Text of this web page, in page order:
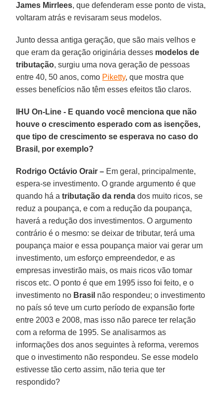
James Mirrlees, que defenderam esse ponto de vista,
voltaram atrás e revisaram seus modelos.
Junto dessa antiga geração, que são mais velhos e
que eram da geração originária desses modelos de
tributação, surgiu uma nova geração de pessoas
entre 40, 50 anos, como Piketty, que mostra que
esses benefícios não têm esses efeitos tão claros.
IHU On-Line - E quando você menciona que não
houve o crescimento esperado com as isenções,
que tipo de crescimento se esperava no caso do
Brasil, por exemplo?
Rodrigo Octávio Orair – Em geral, principalmente,
espera-se investimento. O grande argumento é que
quando há a tributação da renda dos muito ricos, se
reduz a poupança, e com a redução da poupança,
haverá a redução dos investimentos. O argumento
contrário é o mesmo: se deixar de tributar, terá uma
poupança maior e essa poupança maior vai gerar um
investimento, um esforço empreendedor, e as
empresas investirão mais, os mais ricos vão tomar
riscos etc. O ponto é que em 1995 isso foi feito, e o
investimento no Brasil não respondeu; o investimento
no país só teve um curto período de expansão forte
entre 2003 e 2008, mas isso não parece ter relação
com a reforma de 1995. Se analisarmos as
informações dos anos seguintes à reforma, veremos
que o investimento não respondeu. Se esse modelo
estivesse tão certo assim, não teria que ter
respondido?